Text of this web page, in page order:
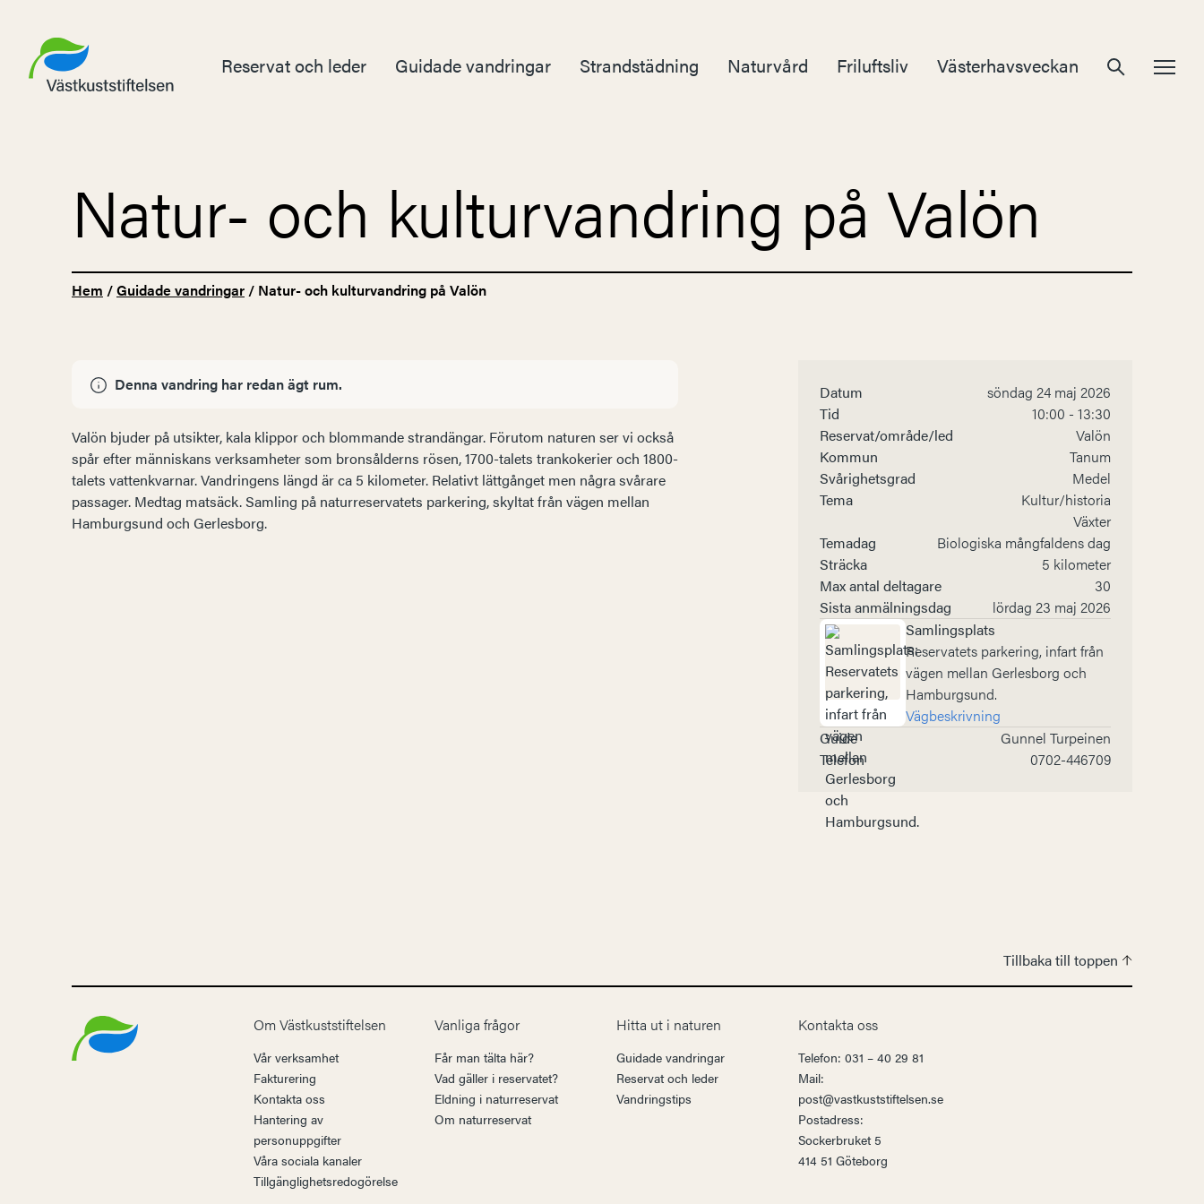
Reservat och leder Guidade vandringar Strandstädning Naturvård Friluftsliv Västerhavsveckan
Natur- och kulturvandring på Valön
Hem /Guidade vandringar / Natur- och kulturvandring på Valön
Denna vandring har redan ägt rum.
Valön bjuder på utsikter, kala klippor och blommande strandängar. Förutom naturen ser vi också
spår efter människans verksamheter som bronsålderns rösen, 1700-talets trankokerier och 1800-
talets vattenkvarnar. Vandringens längd är ca 5 kilometer. Relativt lättgånget men några svårare
passager. Medtag matsäck. Samling på naturreservatets parkering, skyltat från vägen mellan
Hamburgsund och Gerlesborg.
Datum
söndag 24 maj 2026
Tid
10:00 - 13:30
Reservat/område/led
Valön
Kommun
Tanum
Svårighetsgrad
Medel
Tema
Kultur/historia
Växter
Temadag
Biologiska mångfaldens dag
Sträcka
5 kilometer
Max antal deltagare
30
Sista anmälningsdag
lördag 23 maj 2026
Samlingsplats
Reservatets parkering, infart från
vägen mellan Gerlesborg och
Hamburgsund.
Vägbeskrivning
Guide
Gunnel Turpeinen
Telefon
0702-446709
Tillbaka till toppen
Om Västkuststiftelsen
Vår verksamhet
Fakturering
Kontakta oss
Hantering av
personuppgifter
Våra sociala kanaler
Tillgänglighetsredogörelse
Vanliga frågor
Får man tälta här?
Vad gäller i reservatet?
Eldning i naturreservat
Om naturreservat
Hitta ut i naturen
Guidade vandringar
Reservat och leder
Vandringstips
Kontakta oss
Telefon: 031 – 40 29 81
Mail:
post@vastkuststiftelsen.se
Postadress:
Sockerbruket 5
414 51 Göteborg